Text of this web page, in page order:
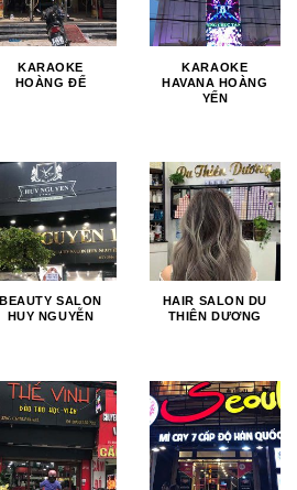
KARAOKE
HOÀNG ĐẾ
KARAOKE
HAVANA HOÀNG
YẾN
BEAUTY SALON
HUY NGUYỄN
HAIR SALON DU
THIÊN DƯƠNG